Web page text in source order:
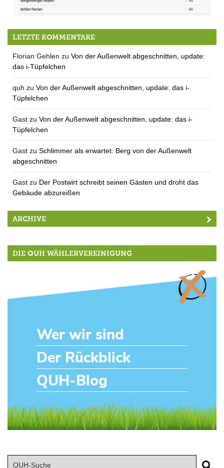
Das vorläufige Endergebnis
LETZTE KOMMENTARE
Florian Gehlen zu Von der Außenwelt abgeschnitten, update:
das i-Tüpfelchen
quh zu Von der Außenwelt abgeschnitten, update: das i-
Tüpfelchen
Gast zu Von der Außenwelt abgeschnitten, update: das i-
Tüpfelchen
Gast zu Schlimmer als erwartet: Berg von der Außenwelt
abgeschnitten
Gast zu Der Postwirt schreibt seinen Gästen und droht das
Gebäude abzureißen
ARCHIVE
DIE QUH WÄHLERVEREINIGUNG
Wer wir sind
Der Rückblick
QUH-Blog